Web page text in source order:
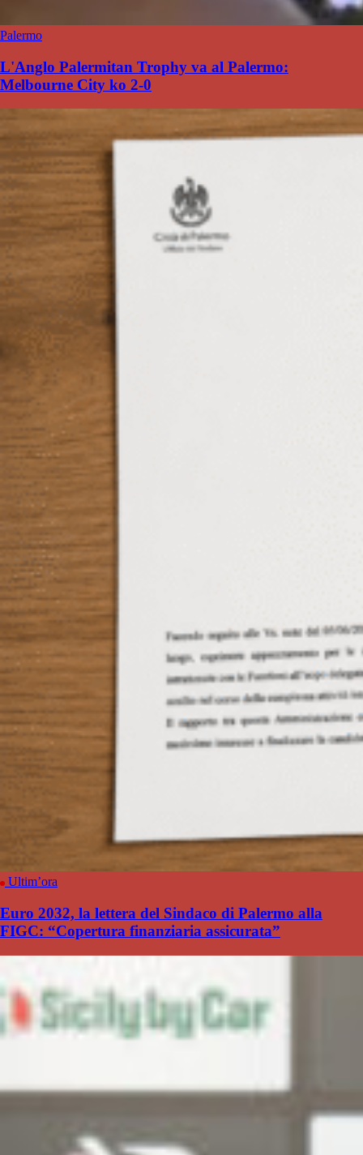
Palermo
L'Anglo Palermitan Trophy va al Palermo:
Melbourne City ko 2-0
Ultim’ora
Euro 2032, la lettera del Sindaco di Palermo alla
FIGC: “Copertura finanziaria assicurata”